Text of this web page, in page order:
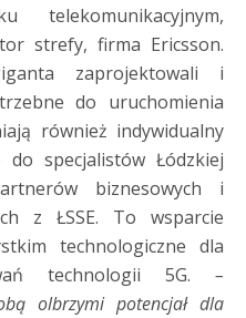
strefy, firma Ericsson.
zaprojektowali i
do uruchomienia
również indywidualny
specjalistów Łódzkiej
biznesowych i
z ŁSSE. To wsparcie
technologiczne dla
technologii 5G. –
olbrzymi potencjał dla